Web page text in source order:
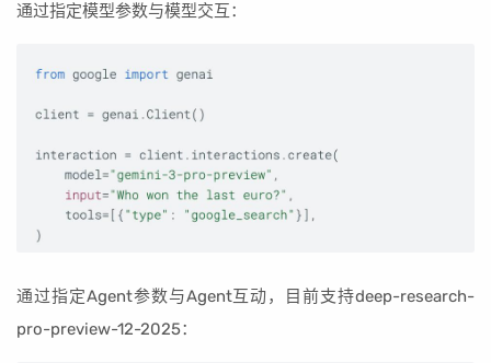
通过指定模型参数与模型交互：
通过指定Agent参数与Agent互动，目前支持deep-research-
pro-preview-12-2025：